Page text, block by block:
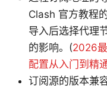
Clash 官方教程
导入后选择代理
的影响。(2026
配置从入门到精
订阅源的版本兼